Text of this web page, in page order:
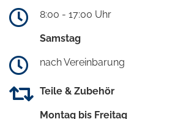
8:00 - 17:00 Uhr
Samstag
nach Vereinbarung
Teile & Zubehör
Montag bis Freitag